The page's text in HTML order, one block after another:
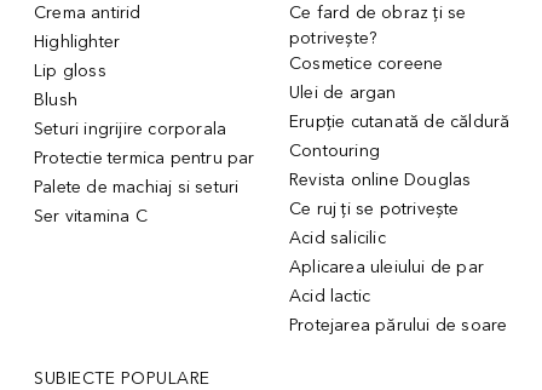
Crema antirid
Highlighter
Lip gloss
Blush
Seturi ingrijire corporala
Protectie termica pentru par
Palete de machiaj si seturi
Ser vitamina C
Ce fard de obraz ți se
potrivește?
Cosmetice coreene
Ulei de argan
Erupție cutanată de căldură
Contouring
Revista online Douglas
Ce ruj ți se potrivește
Acid salicilic
Aplicarea uleiului de par
Acid lactic
Protejarea părului de soare
SUBIECTE POPULARE